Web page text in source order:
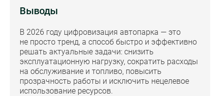
Выводы
В 2026 году цифровизация автопарка — это
не просто тренд, а способ быстро и эффективно
решать актуальные задачи: снизить
эксплуатационную нагрузку, сократить расходы
на обслуживание и топливо, повысить
прозрачность работы и исключить нецелевое
использование ресурсов.